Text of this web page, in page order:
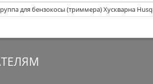
для бензокосы (триммера) Хускварна